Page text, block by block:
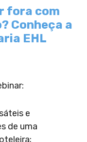
fora com
Conheça a
EHL
e
de uma